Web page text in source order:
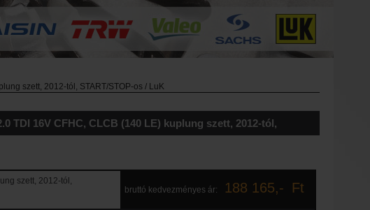
szett, 2012-tól, START/STOP-os / LuK
TDI 16V CFHC, CLCB (140 LE) kuplung szett, 2012-tól,
szett, 2012-tól,
bruttó kedvezményes ár: 188 165,- Ft